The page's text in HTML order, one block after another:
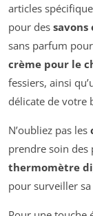
articles
pour des savons
sans parfum
crème pour le
fessiers, ainsi
délicate de votre
N’oubliez pas les
prendre soin des
thermomètre
pour surveiller